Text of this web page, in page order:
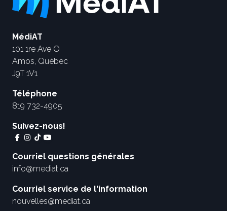
MédiAT
101 1re Ave O
Amos, Québec
J9T 1V1
Téléphone
819 732-4905
Suivez-nous!
Courriel questions générales
info@mediat.ca
Courriel service de l'information
nouvelles@mediat.ca